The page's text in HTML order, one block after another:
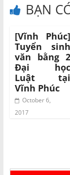
BẠN
[Vĩnh Phúc]
Tuyển sinh
văn bằng 2
Đại học
Luật tại
Vĩnh Phúc
October 6,
2017